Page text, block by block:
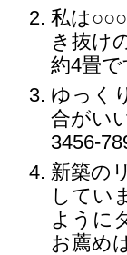
私は
き抜け
約4畳で
ゆっく
合がい
3456-
新築の
してい
ように
お薦め